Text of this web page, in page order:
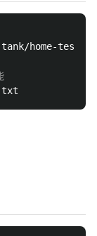
home-test